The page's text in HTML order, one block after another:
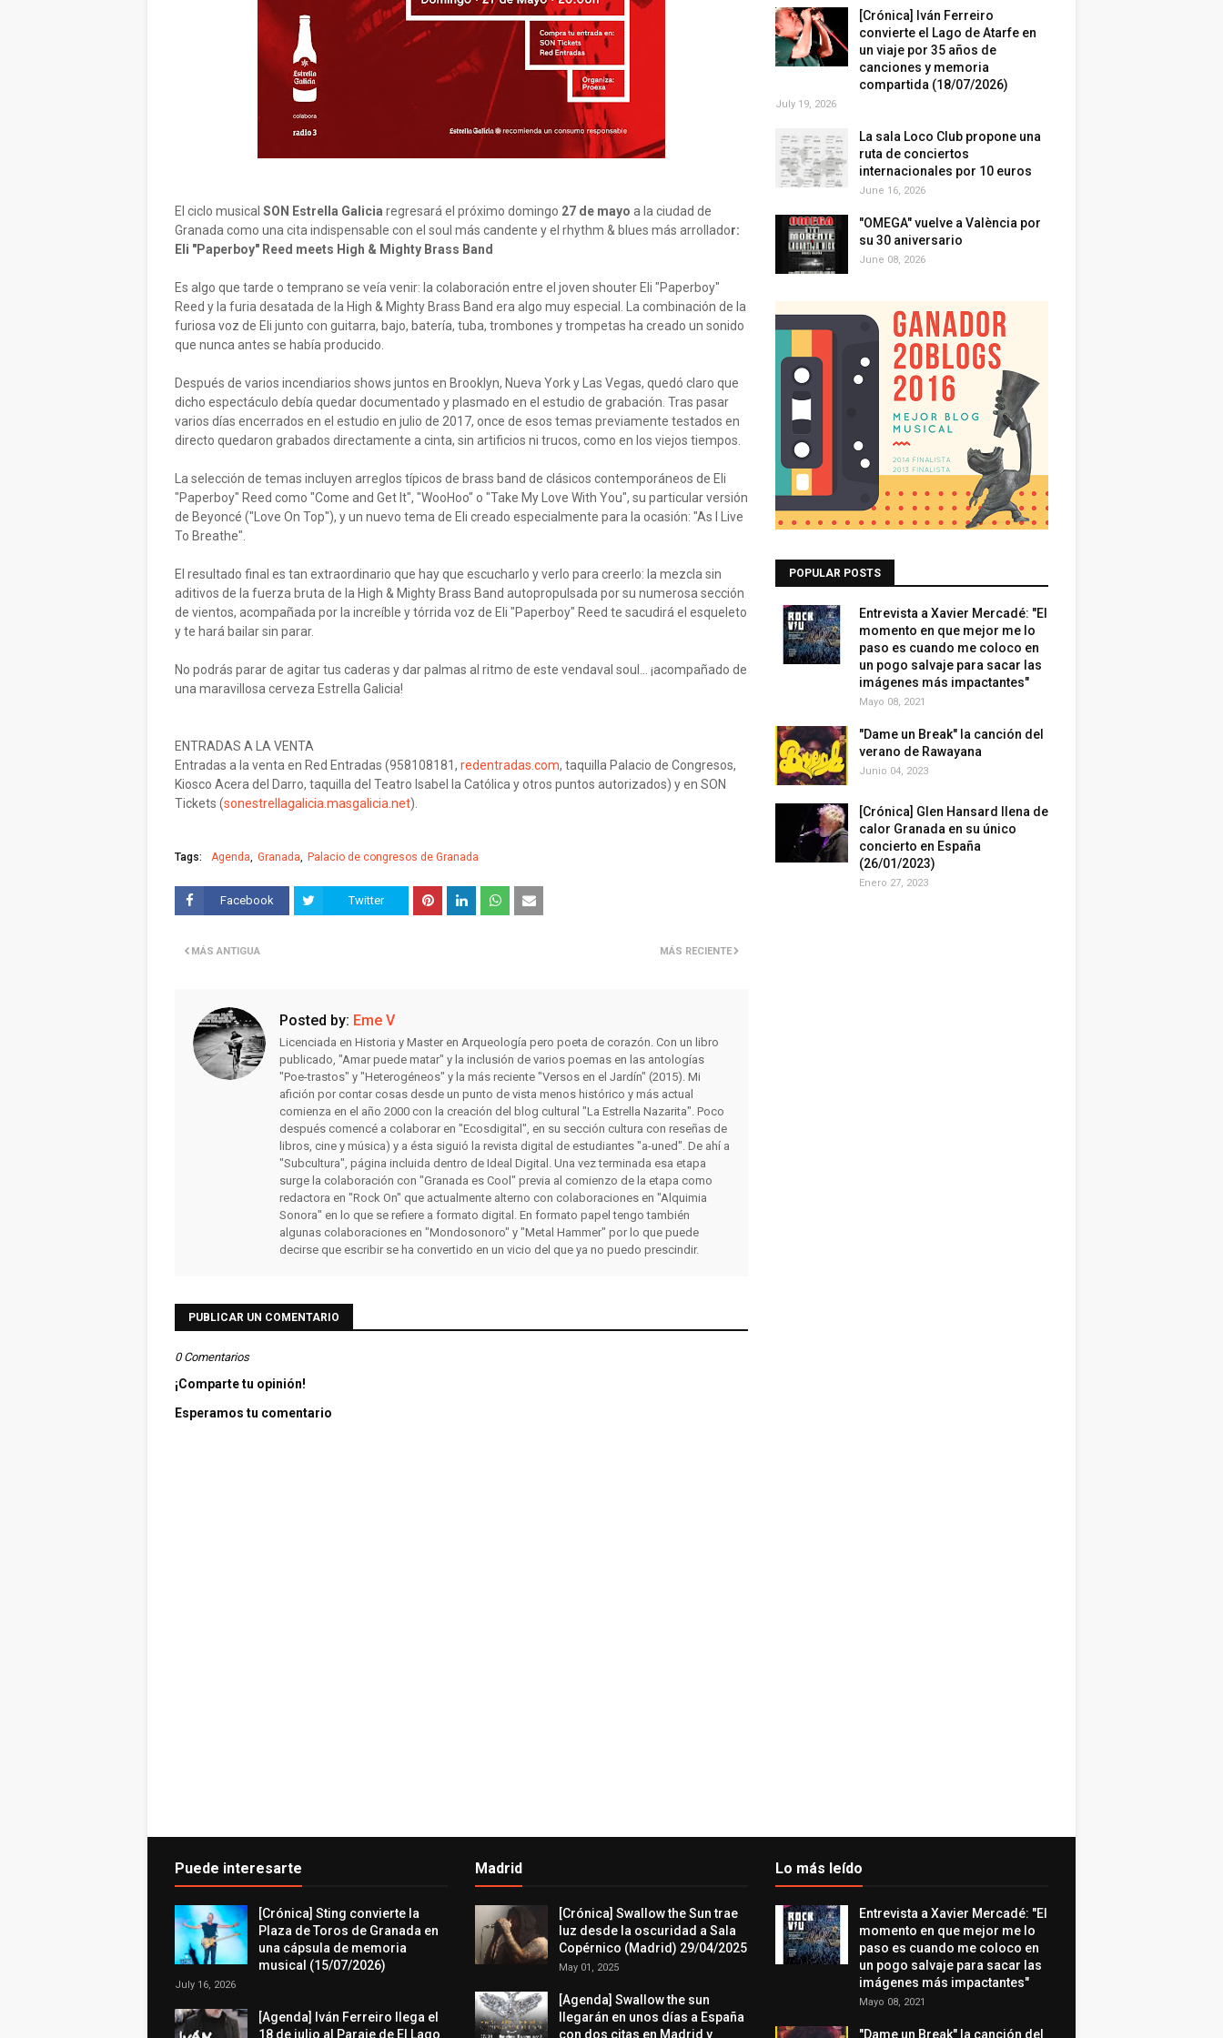
El ciclo musical SON Estrella Galicia regresará el próximo domingo 27 de mayo a la ciudad de
Granada como una cita indispensable con el soul más candente y el rhythm & blues más arrollador:
Eli "Paperboy" Reed meets High & Mighty Brass Band
Es algo que tarde o temprano se veía venir: la colaboración entre el joven shouter Eli "Paperboy"
Reed y la furia desatada de la High & Mighty Brass Band era algo muy especial. La combinación de la
furiosa voz de Eli junto con guitarra, bajo, batería, tuba, trombones y trompetas ha creado un sonido
que nunca antes se había producido.
Después de varios incendiarios shows juntos en Brooklyn, Nueva York y Las Vegas, quedó claro que
dicho espectáculo debía quedar documentado y plasmado en el estudio de grabación. Tras pasar
varios días encerrados en el estudio en julio de 2017, once de esos temas previamente testados en
directo quedaron grabados directamente a cinta, sin artificios ni trucos, como en los viejos tiempos.
La selección de temas incluyen arreglos típicos de brass band de clásicos contemporáneos de Eli
"Paperboy" Reed como "Come and Get It", "WooHoo" o "Take My Love With You", su particular versión
de Beyoncé ("Love On Top"), y un nuevo tema de Eli creado especialmente para la ocasión: "As I Live
To Breathe".
El resultado final es tan extraordinario que hay que escucharlo y verlo para creerlo: la mezcla sin
aditivos de la fuerza bruta de la High & Mighty Brass Band autopropulsada por su numerosa sección
de vientos, acompañada por la increíble y tórrida voz de Eli "Paperboy" Reed te sacudirá el esqueleto
y te hará bailar sin parar.
No podrás parar de agitar tus caderas y dar palmas al ritmo de este vendaval soul... ¡acompañado de
una maravillosa cerveza Estrella Galicia!
ENTRADAS A LA VENTA
Entradas a la venta en Red Entradas (958108181, redentradas.com, taquilla Palacio de Congresos,
Kiosco Acera del Darro, taquilla del Teatro Isabel la Católica y otros puntos autorizados) y en SON
Tickets (sonestrellagalicia.masgalicia.net).
Tags: Agenda Granada Palacio de congresos de Granada
Facebook Twitter
MÁS RECIENTE
MÁS ANTIGUA
Posted by: Eme V
Licenciada en Historia y Master en Arqueología pero poeta de corazón. Con un libro
publicado, "Amar puede matar" y la inclusión de varios poemas en las antologías
"Poe-trastos" y "Heterogéneos" y la más reciente "Versos en el Jardín" (2015). Mi
afición por contar cosas desde un punto de vista menos histórico y más actual
comienza en el año 2000 con la creación del blog cultural "La Estrella Nazarita". Poco
después comencé a colaborar en "Ecosdigital", en su sección cultura con reseñas de
libros, cine y música) y a ésta siguió la revista digital de estudiantes "a-uned". De ahí a
"Subcultura", página incluida dentro de Ideal Digital. Una vez terminada esa etapa
surge la colaboración con "Granada es Cool" previa al comienzo de la etapa como
redactora en "Rock On" que actualmente alterno con colaboraciones en "Alquimia
Sonora" en lo que se refiere a formato digital. En formato papel tengo también
algunas colaboraciones en "Mondosonoro" y "Metal Hammer" por lo que puede
decirse que escribir se ha convertido en un vicio del que ya no puedo prescindir.
PUBLICAR UN COMENTARIO
0 Comentarios
¡Comparte tu opinión!
Esperamos tu comentario
[Crónica] Iván Ferreiro
convierte el Lago de Atarfe en
un viaje por 35 años de
canciones y memoria
compartida (18/07/2026)
July 19, 2026
La sala Loco Club propone una
ruta de conciertos
internacionales por 10 euros
June 16, 2026
"OMEGA" vuelve a València por
su 30 aniversario
June 08, 2026
POPULAR POSTS
Entrevista a Xavier Mercadé: "El
momento en que mejor me lo
paso es cuando me coloco en
un pogo salvaje para sacar las
imágenes más impactantes"
Mayo 08, 2021
"Dame un Break" la canción del
verano de Rawayana
Junio 04, 2023
[Crónica] Glen Hansard llena de
calor Granada en su único
concierto en España
(26/01/2023)
Enero 27, 2023
Puede interesarte
[Crónica] Sting convierte la
Plaza de Toros de Granada en
una cápsula de memoria
musical (15/07/2026)
July 16, 2026
[Agenda] Iván Ferreiro llega el
18 de julio al Paraje de El Lago
Madrid
[Crónica] Swallow the Sun trae
luz desde la oscuridad a Sala
Copérnico (Madrid) 29/04/2025
May 01, 2025
[Agenda] Swallow the sun
llegarán en unos días a España
con dos citas en Madrid y
Lo más leído
Entrevista a Xavier Mercadé: "El
momento en que mejor me lo
paso es cuando me coloco en
un pogo salvaje para sacar las
imágenes más impactantes"
Mayo 08, 2021
"Dame un Break" la canción del